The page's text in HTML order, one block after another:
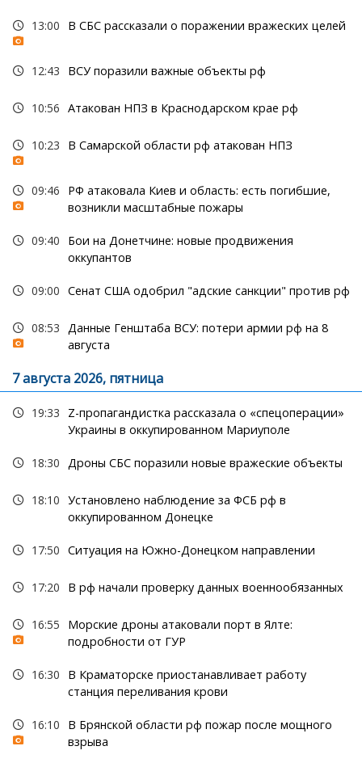
13:00 В СБС рассказали о поражении вражеских целей
12:43 ВСУ поразили важные объекты рф
10:56 Атакован НПЗ в Краснодарском крае рф
10:23 В Самарской области рф атакован НПЗ
09:46
РФ атаковала Киев и область: есть погибшие,
возникли масштабные пожары
09:40
Бои на Донетчине: новые продвижения
оккупантов
09:00 Сенат США одобрил "адские санкции" против рф
08:53
Данные Генштаба ВСУ: потери армии рф на 8
августа
7 августа 2026, пятница
19:33
Z-пропагандистка рассказала о «спецоперации»
Украины в оккупированном Мариуполе
18:30 Дроны СБС поразили новые вражеские объекты
18:10 Установлено наблюдение за ФСБ рф в
оккупированном Донецке
17:50 Ситуация на Южно-Донецком направлении
17:20 В рф начали проверку данных военнообязанных
16:55
Морские дроны атаковали порт в Ялте:
подробности от ГУР
16:30
В Краматорске приостанавливает работу
станция переливания крови
16:10
В Брянской области рф пожар после мощного
взрыва